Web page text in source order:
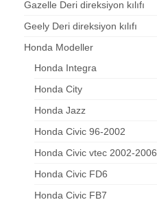
Gazelle Deri direksiyon kılıfı
Geely Deri direksiyon kılıfı
Honda Modeller
Honda Integra
Honda City
Honda Jazz
Honda Civic 96-2002
Honda Civic vtec 2002-2006
Honda Civic FD6
Honda Civic FB7